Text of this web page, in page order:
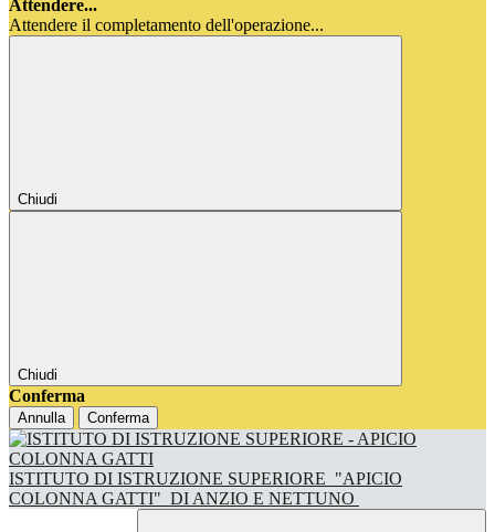
Attendere...
Attendere il completamento dell'operazione...
Chiudi
Chiudi
Conferma
Annulla Conferma
ISTITUTO DI ISTRUZIONE SUPERIORE "APICIO
COLONNA GATTI" DI ANZIO E NETTUNO